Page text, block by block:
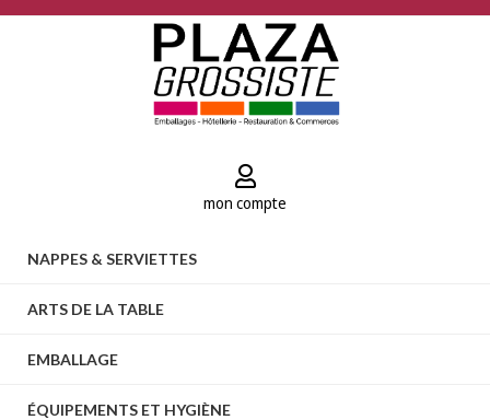
mon compte
NAPPES & SERVIETTES
ARTS DE LA TABLE
EMBALLAGE
ÉQUIPEMENTS ET HYGIÈNE